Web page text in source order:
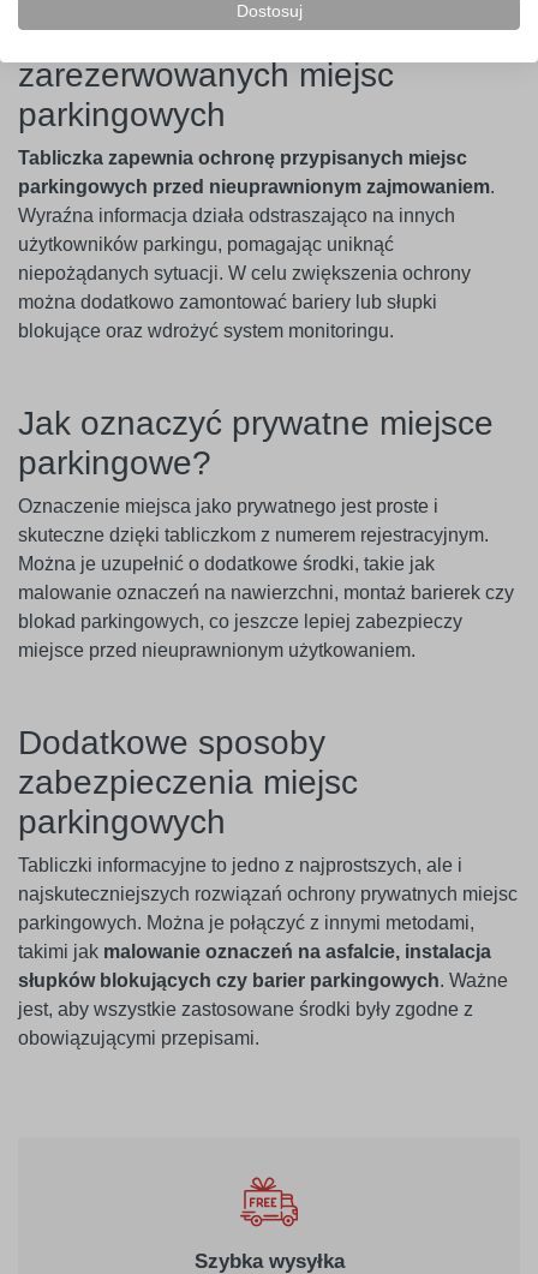
Skuteczna ochrona
zarezerwowanych miejsc
parkingowych
Tabliczka zapewnia ochronę przypisanych miejsc
parkingowych przed nieuprawnionym zajmowaniem.
Wyraźna informacja działa odstraszająco na innych
użytkowników parkingu, pomagając uniknąć
niepożądanych sytuacji. W celu zwiększenia ochrony
można dodatkowo zamontować bariery lub słupki
blokujące oraz wdrożyć system monitoringu.
Jak oznaczyć prywatne miejsce
parkingowe?
Oznaczenie miejsca jako prywatnego jest proste i
skuteczne dzięki tabliczkom z numerem rejestracyjnym.
Można je uzupełnić o dodatkowe środki, takie jak
malowanie oznaczeń na nawierzchni, montaż barierek czy
blokad parkingowych, co jeszcze lepiej zabezpieczy
miejsce przed nieuprawnionym użytkowaniem.
Dodatkowe sposoby
zabezpieczenia miejsc
parkingowych
Tabliczki informacyjne to jedno z najprostszych, ale i
najskuteczniejszych rozwiązań ochrony prywatnych miejsc
parkingowych. Można je połączyć z innymi metodami,
takimi jak malowanie oznaczeń na asfalcie, instalacja
słupków blokujących czy barier parkingowych. Ważne
jest, aby wszystkie zastosowane środki były zgodne z
obowiązującymi przepisami.
Szybka wysyłka
Dostosuj